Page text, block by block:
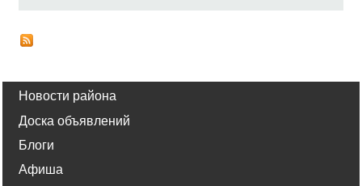
Новости района
Доска объявлений
Блоги
Афиша